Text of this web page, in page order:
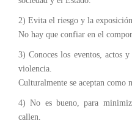
2) Evita el riesgo y la
No hay que confiar en el
3) Conoces los eventos, actos
violencia.
Culturalmente se aceptan como
4) No es bueno, para
callen.